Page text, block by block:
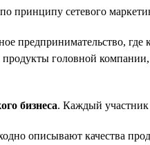
принципу сетевого
предпринимательство,
продукты головной
бизнеса. Каждый участник
описывают качества